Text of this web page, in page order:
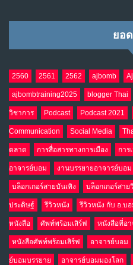
9
NO COMMENTS
10 อินโดนีเซีย กับเกมอำนา
เม.ย. 19, 2026
NO COMMENTS
ยอ
2560 2561 2562 ajbomb
ajbombtraining2025 blogger Thai
วิชาการ Podcast Podcast 2021
Communication Social Media
ตลาด การสื่อสารทางการเมือง การ
อาจารย์บอม งานบรรยายอาจารย์บอม
บล็อกเกอร์สายบันเทิง บล็อกเกอร์สาย
ประดิษฐ์ รีวิวหนัง รีวิวหนัง กับ อ.บอ
หนังสือ ศัพท์พร้อมเสิร์ฟ หนังสือที่อ
หนังสือศัพท์พร้อมเสิร์ฟ อาจารย์บอม
ย์บอมบรรยาย อาจารย์บอมมองโลก